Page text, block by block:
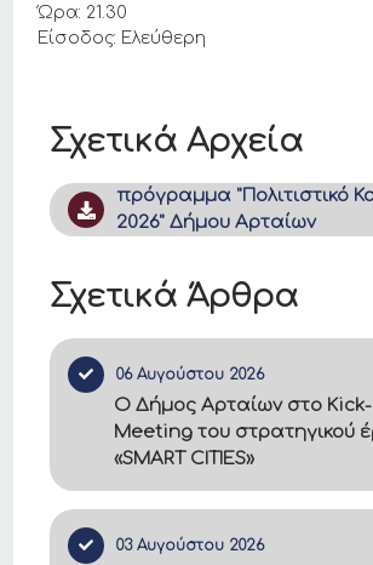
Σχετικά Αρχεία
πρόγραμμα "Πολιτιστικό
2026" Δήμου Αρταίων
Σχετικά Άρθρα
06 Αυγούστου 2026
Ο Δήμος Αρταίων στο
Meeting του στρατηγικού
«SMART CITIES»
03 Αυγούστου 2026
Ώρα: 21.30
Είσοδος: Ελεύθερη